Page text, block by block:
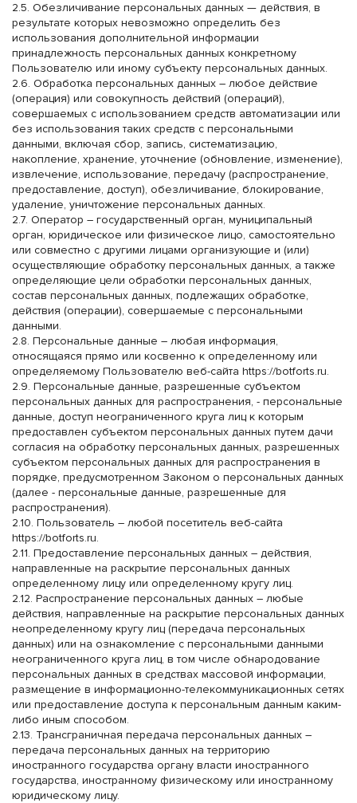
2.5. Обезличивание персональных данных — действия, в
результате которых невозможно определить без
использования дополнительной информации
принадлежность персональных данных конкретному
Пользователю или иному субъекту персональных данных.
2.6. Обработка персональных данных – любое действие
(операция) или совокупность действий (операций),
совершаемых с использованием средств автоматизации или
без использования таких средств с персональными
данными, включая сбор, запись, систематизацию,
накопление, хранение, уточнение (обновление, изменение),
извлечение, использование, передачу (распространение,
предоставление, доступ), обезличивание, блокирование,
удаление, уничтожение персональных данных.
2.7. Оператор – государственный орган, муниципальный
орган, юридическое или физическое лицо, самостоятельно
или совместно с другими лицами организующие и (или)
осуществляющие обработку персональных данных, а также
определяющие цели обработки персональных данных,
состав персональных данных, подлежащих обработке,
действия (операции), совершаемые с персональными
данными.
2.8. Персональные данные – любая информация,
относящаяся прямо или косвенно к определенному или
определяемому Пользователю веб-сайта https://botforts.ru.
2.9. Персональные данные, разрешенные субъектом
персональных данных для распространения, - персональные
данные, доступ неограниченного круга лиц к которым
предоставлен субъектом персональных данных путем дачи
согласия на обработку персональных данных, разрешенных
субъектом персональных данных для распространения в
порядке, предусмотренном Законом о персональных данных
(далее - персональные данные, разрешенные для
распространения).
2.10. Пользователь – любой посетитель веб-сайта
https://botforts.ru.
2.11. Предоставление персональных данных – действия,
направленные на раскрытие персональных данных
определенному лицу или определенному кругу лиц.
2.12. Распространение персональных данных – любые
действия, направленные на раскрытие персональных данных
неопределенному кругу лиц (передача персональных
данных) или на ознакомление с персональными данными
неограниченного круга лиц, в том числе обнародование
персональных данных в средствах массовой информации,
размещение в информационно-телекоммуникационных сетях
или предоставление доступа к персональным данным каким-
либо иным способом.
2.13. Трансграничная передача персональных данных –
передача персональных данных на территорию
иностранного государства органу власти иностранного
государства, иностранному физическому или иностранному
юридическому лицу.